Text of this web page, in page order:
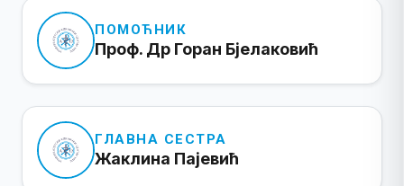
ПОМОЋНИК
Проф. Др Горан Бјелаковић
ГЛАВНА СЕСТРА
Жаклина Пајевић